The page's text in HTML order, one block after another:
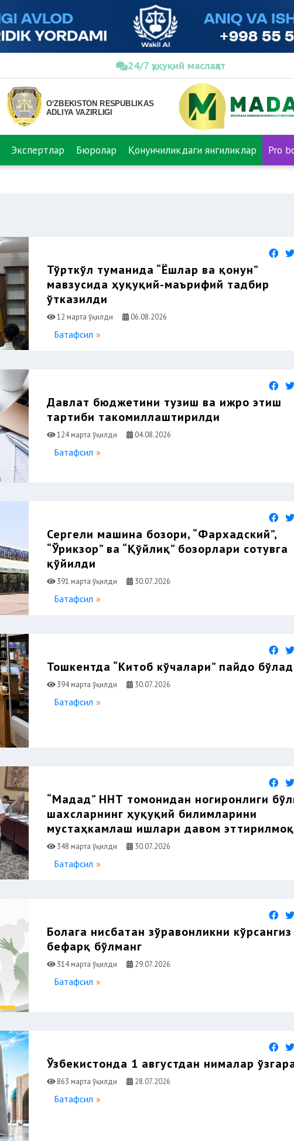
24/7 ҳуқуқий маслаҳат
Экспертлар Бюролар Қонунчиликдаги янгиликлар Pro
Тўрткўл туманида “Ёшлар ва қонун”
мавзусида ҳуқуқий-маърифий тадбир
ўтказилди
12 марта ўқилди 06.08.2026
Батафсил
Давлат бюджетини тузиш ва ижро этиш
тартиби такомиллаштирилди
124 марта ўқилди 04.08.2026
Батафсил
Сергели машина бозори, “Фархадский”,
“Ўрикзор” ва “Қўйлиқ” бозорлари сотувга
қўйилди
391 марта ўқилди 30.07.2026
Батафсил
Тошкентда “Китоб кўчалари” пайдо
394 марта ўқилди 30.07.2026
Батафсил
“Мадад” ННТ томонидан ногиронлиги
шахсларнинг ҳуқуқий билимларини
мустаҳкамлаш ишлари давом
348 марта ўқилди 30.07.2026
Батафсил
Болага нисбатан зўравонликни
бефарқ бўлманг
314 марта ўқилди 29.07.2026
Батафсил
Ўзбекистонда 1 августдан нималар
863 марта ўқилди 28.07.2026
Батафсил